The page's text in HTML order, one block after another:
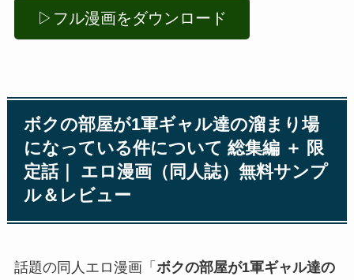
▷フル漫画をダウンロード
ボクの部屋が1軍ギャル達の溜まり場
になっている件について 総集編 ＋ 限
定話｜ エロ漫画（同人誌）無料サンプ
ル＆レビュー
話題の同人エロ漫画「 ボクの部屋が1軍ギャル達の